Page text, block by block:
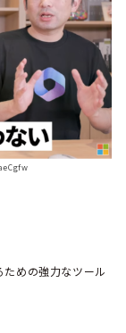
めの強力なツール